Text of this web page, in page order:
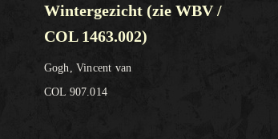
Wintergezicht (zie WBV /
COL 1463.002)
Gogh, Vincent van
COL 907.014